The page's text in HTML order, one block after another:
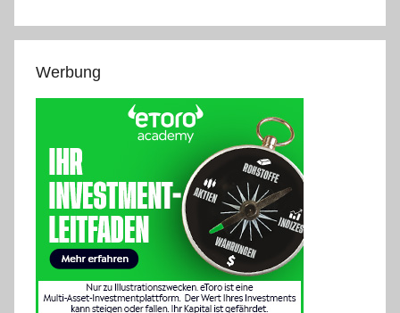
Werbung